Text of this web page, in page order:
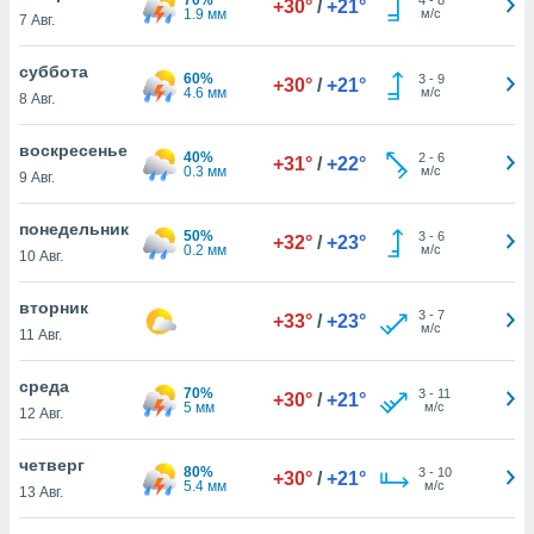
действия
рекламу
нашей
cookie
cookie
в
нашего
7 Авг.
1.9 мм
+30° / +21°
м/с
суббота
8 Авг.
60%
4.6 мм
+30° / +21° 3- 9
м/с
воскресенье
9 Авг.
40%
0.3 мм
+31° / +22° 2- 6
м/с
понедельник
10 Авг.
50%
0.2 мм
+32° / +23° 3- 6
м/с
вторник
11 Авг.
+33° / +23° 3- 7
м/с
среда
12 Авг.
70%
5 мм
+30° / +21° 3- 11
м/с
четверг
13 Авг.
80%
5.4 мм
+30° / +21° 3- 10
м/с